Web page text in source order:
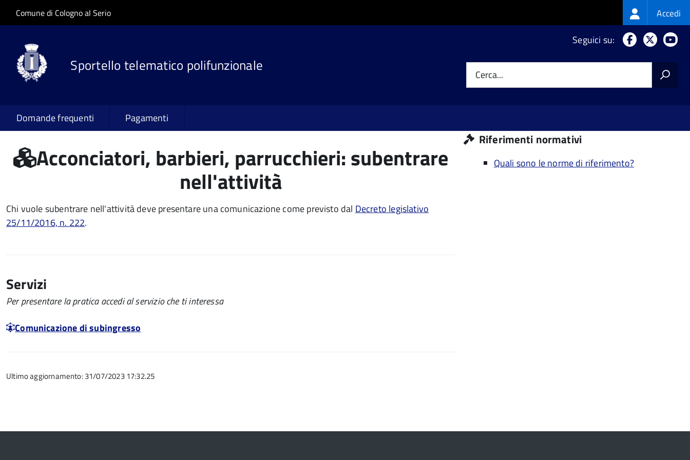
Salta al contenuto principale
Skip to site navigation
Comune di Cologno al Serio Login
menu
Accedi
Sportello telematico polifunzionale
Seguici su: Facebook
X
Cerca...
Domande frequenti Pagamenti
Acconciatori, barbieri, parrucchieri: subentrare
nell'attività
Chi vuole subentrare nell'attività deve presentare una comunicazionecome previsto dal Decreto legislativo
25/11/2016, n. 222.
Servizi
Per presentare la pratica accedi al servizio che ti interessa
Comunicazione di subingresso
Ultimo aggiornamento: 31/07/2023 17:32.25
Riferimenti normativi
Quali sono le norme di riferimento?